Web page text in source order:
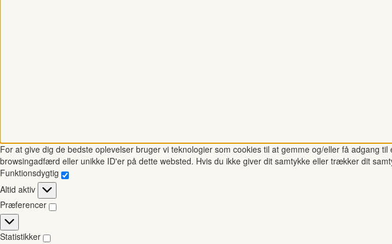
For at give dig de bedste oplevelser bruger vi teknologier som cookies til at gemme og/eller få adgang
browsingadfærd eller unikke ID'er på dette websted. Hvis du ikke giver dit samtykke eller trækker dit
Funktionsdygtig
Funktionsdygtig
Altid aktiv
Præferencer
Præferencer
Statistikker